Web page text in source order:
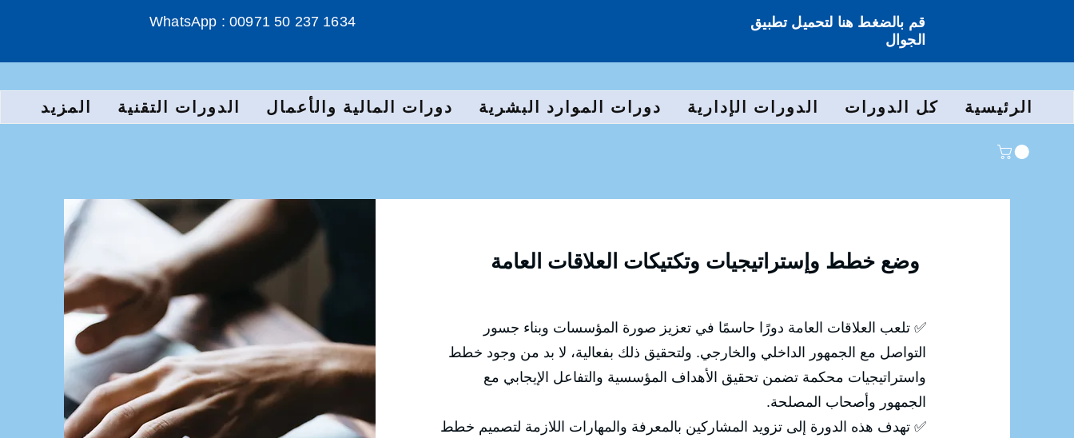
WhatsApp : 00971 50 237 1634
قم بالضغط هنا لتحميل تطبيق
الجوال
الرئيسية كل الدورات الدورات الإدارية دورات الموارد البشرية دورات المالية والأعمال الدورات التقنية المزيد
وضع خطط وإستراتيجيات وتكتيكات العلاقات العامة
✅ تلعب العلاقات العامة دورًا حاسمًا في تعزيز صورة المؤسسات وبناء جسور
التواصل مع الجمهور الداخلي والخارجي. ولتحقيق ذلك بفعالية، لا بد من وجود خطط
واستراتيجيات محكمة تضمن تحقيق الأهداف المؤسسية والتفاعل الإيجابي مع
الجمهور وأصحاب المصلحة.
✅ تهدف هذه الدورة إلى تزويد المشاركين بالمعرفة والمهارات اللازمة لتصميم خطط